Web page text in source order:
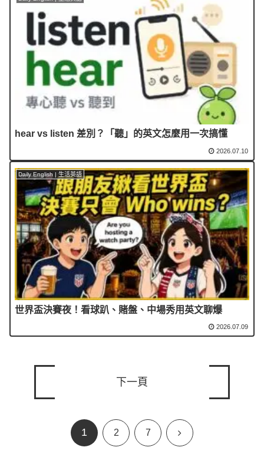
hear vs listen 差別？「聽」的英文怎麼用一次搞懂
2026.07.10
Daily English | 生活英語
世界盃決賽夜！看球趴、賭盤、中場秀用英文聊爆
2026.07.09
下一頁
1 2 7 下